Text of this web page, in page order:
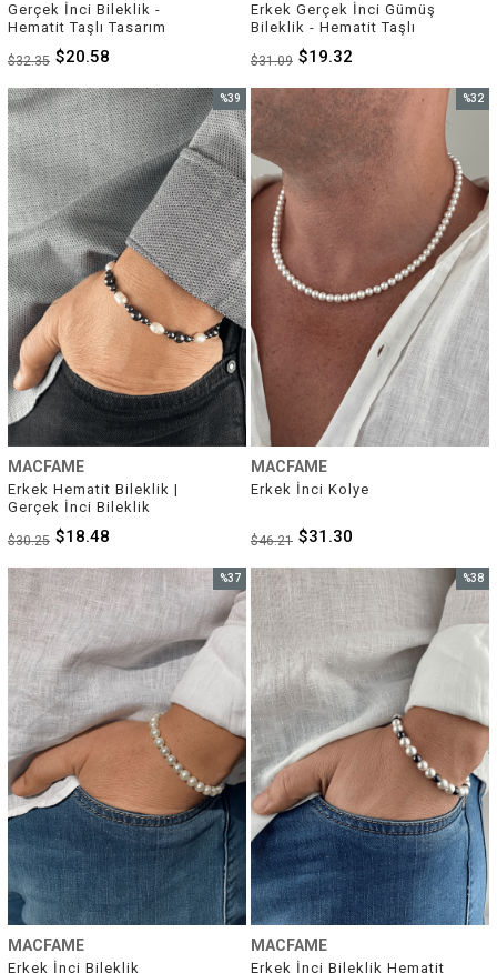
Gerçek İnci Bileklik -
Hematit Taşlı Tasarım
$20.58
$32.35
Erkek Gerçek İnci Gümüş
Bileklik - Hematit Taşlı
$19.32
$31.09
MACFAME
Erkek Hematit Bileklik |
Gerçek İnci Bileklik
$18.48
$30.25
%39
İndirim
%39İndirim
MACFAME
Erkek İnci Kolye
$31.30
$46.21
%32
MACFAME
Erkek İnci Bileklik
%37
İndirim
%37İndirim
MACFAME
Erkek İnci Bileklik Hematit
%38
İndirim